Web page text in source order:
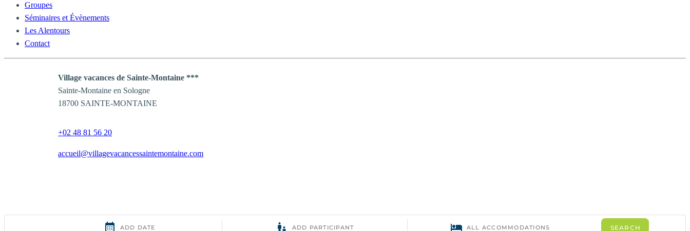
Groupes
Séminaires et Évènements
Les Alentours
Contact
Village vacances de Sainte-Montaine ***
Sainte-Montaine en Sologne
18700 SAINTE-MONTAINE
+02 48 81 56 20
accueil@villagevacancessaintemontaine.com